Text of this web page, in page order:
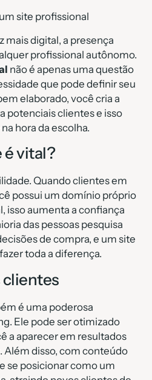
mais digital, a presença
profissional autônomo.
não é apenas uma questão
que pode definir seu
elaborado, você cria a
potenciais clientes e isso
hora da escolha.
é vital?
Quando clientes em
possui um domínio próprio
isso aumenta a confiança
das pessoas pesquisa
de compra, e um site
toda a diferença.
é uma poderosa
Ele pode ser otimizado
a aparecer em resultados
Além disso, com conteúdo
se posicionar como um